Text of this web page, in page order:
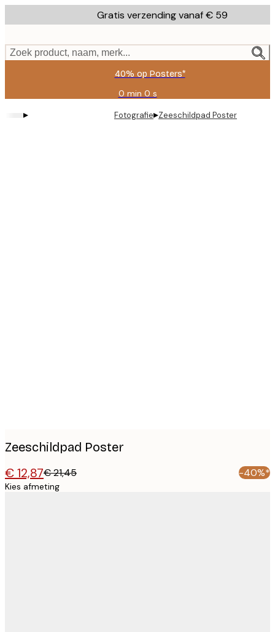
to
content.
Gratis verzending vanaf € 59
Zoek product, naam, merk...
40% op Posters*
0 min 0 s
Geldig
tot:
2026-
▸ Fotografie▸Zeeschildpad Poster
Zeeschildpad Poster
€ 12,87€ 21,45 -40%*
Kies afmeting